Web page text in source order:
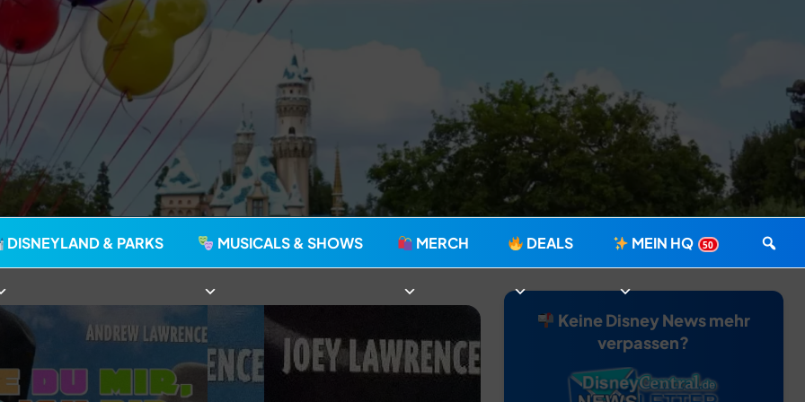
seit 2006
DISNEYLAND & PARKS MUSICALS & SHOWS MERCH DEALS MEIN HQ 50
Keine Disney News mehr
verpassen?